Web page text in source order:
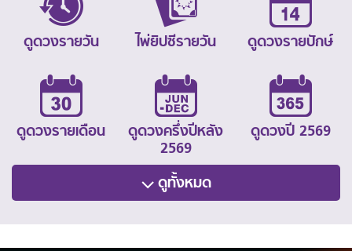
ดูดวงรายวัน ไพ่ยิปซีรายวัน ดูดวงรายปักษ์
ดูดวงรายเดือน
ดูดวงครึ่งปีหลัง
2569
ดูดวงปี 2569
ดูทั้งหมด